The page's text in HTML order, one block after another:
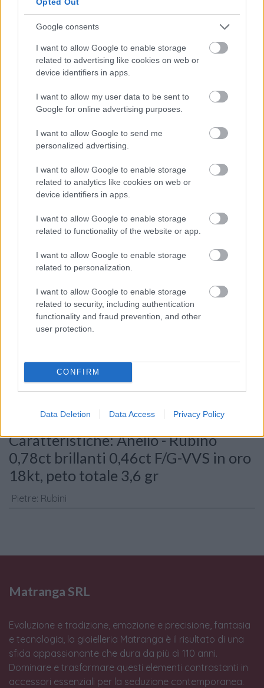
Google consents
I want to allow Google to enable storage
related to advertising like cookies on web or
device identifiers in apps.
I want to allow my user data to be sent to
Google for online advertising purposes.
I want to allow Google to send me
personalized advertising.
I want to allow Google to enable storage
related to analytics like cookies on web or
device identifiers in apps.
I want to allow Google to enable storage
related to functionality of the website or app.
I want to allow Google to enable storage
related to personalization.
I want to allow Google to enable storage
related to security, including authentication
functionality and fraud prevention, and other
user protection.
CONFIRM
Data Deletion Data Access Privacy Policy
informazioni o prenotare una
videochiamata:
Cognome e Nome *
Numero di telefono
*
La tua richiesta *
personali
Caratteristiche: Anello - Rubino
0,78ct brillanti 0,46ct F/G-VVS in oro
18kt, peto totale 3,6 gr
Pietre: Rubini
Matranga SRL
Evoluzione e tradizione, emozione e precisione, fantasia
e tecnologia, la gioielleria Matranga è il risultato di una
sfida appassionante che dura da più di 110 anni.
Dominare e trasformare questi elementi contrastanti in
accessori essenziali per la seduzione contemporanea.